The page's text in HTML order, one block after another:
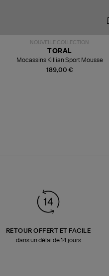
NOUVELLE COLLECTION
189,00 €
TORAL
Mocassins Killian Sport Mousse
RETOUR OFFERT ET FACILE
dans un délai de 14 jours